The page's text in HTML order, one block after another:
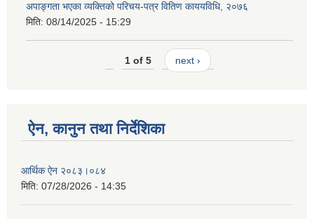
अपाङ्गता भएका व्यक्तिको परिचय-पत्र वितिण काययविधि, २०७६
मिति: 08/14/2025 - 15:29
1 of 5 next ›
ऐन, कानुन तथा निर्देशिका
आर्थिक ऐन २०८३।०८४
मिति: 07/28/2026 - 14:35